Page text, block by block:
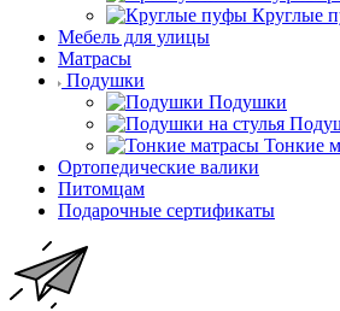
Круглые
Мебель для улицы
Матрасы
Подушки
Подушки
Тонкие
Ортопедические валики
Питомцам
Подарочные сертификаты